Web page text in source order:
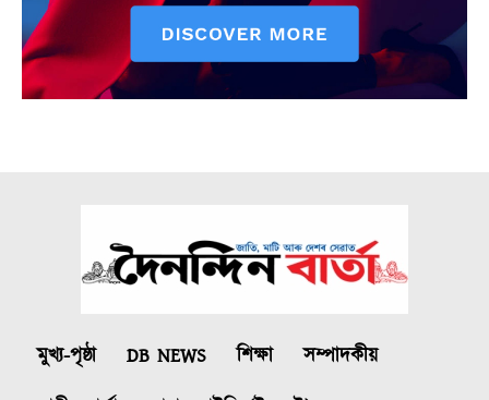
মুখ্য-পৃষ্ঠা DB NEWS শিক্ষা
সম্পাদকীয়